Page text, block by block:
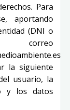
Para
aportando
(DNI o
correo
la siguiente
usuario, la
y los datos